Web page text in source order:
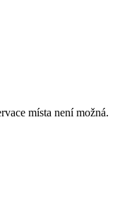
místa není možná.